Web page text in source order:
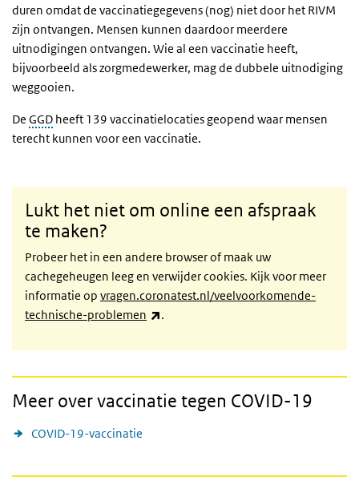
duren omdat de vaccinatiegegevens (nog) niet door het RIVM
zijn ontvangen. Mensen kunnen daardoor meerdere
uitnodigingen ontvangen. Wie al een vaccinatie heeft,
bijvoorbeeld als zorgmedewerker, mag de dubbele uitnodiging
weggooien.
De GGD heeft 139 vaccinatielocaties geopend waar mensen
terecht kunnen voor een vaccinatie.
Lukt het niet om online een afspraak
te maken?
Probeer het in een andere browser of maak uw
cachegeheugen leeg en verwijder cookies. Kijk voor meer
informatie op vragen.coronatest.nl/veelvoorkomende-
technische-problemen
(externe link)
.
Meer over vaccinatie tegen COVID-19
COVID-19-vaccinatie